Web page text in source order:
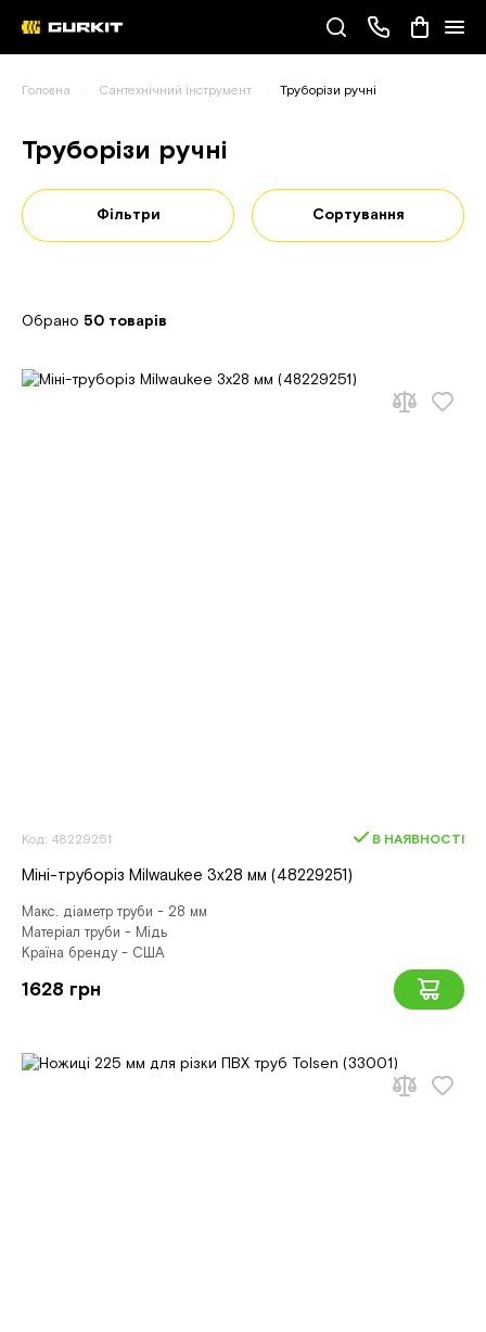
(093) 343-55-55
Головна Сантехнічний інструмент Труборізи ручні
Труборізи ручні
Фільтри Сортування
Обрано 50 товарів
Код: 48229251 В НАЯВНОСТІ
Міні-труборіз Milwaukee 3х28 мм (48229251)
Макс. діаметр труби - 28 мм
Матеріал труби - Мідь
Країна бренду - США
1628 грн